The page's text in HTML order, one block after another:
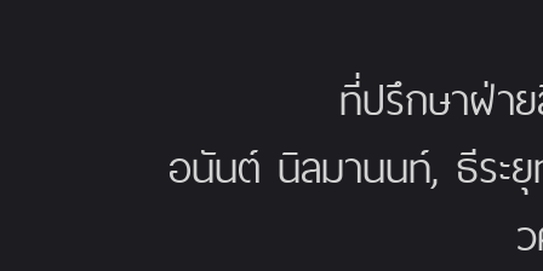
ที่ปรึกษาฝ่า
อนันต์ นิลมานนท์, ธีร